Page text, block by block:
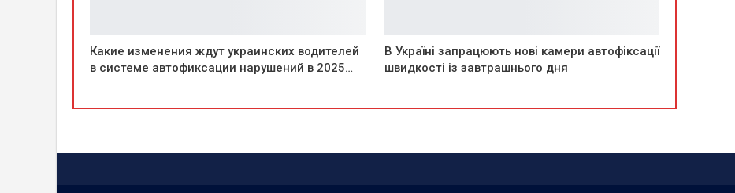
Какие изменения ждут украинских водителей
в системе автофиксации нарушений в 2025…
В Україні запрацюють нові камери автофіксації
швидкості із завтрашнього дня